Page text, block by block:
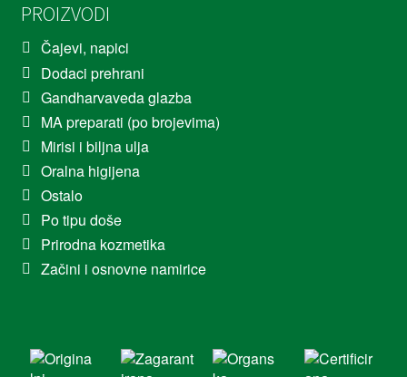
PROIZVODI
Čajevi, napici
Dodaci prehrani
Gandharvaveda glazba
MA preparati (po brojevima)
Mirisi i biljna ulja
Oralna higijena
Ostalo
Po tipu doše
Prirodna kozmetika
Začini i osnovne namirice